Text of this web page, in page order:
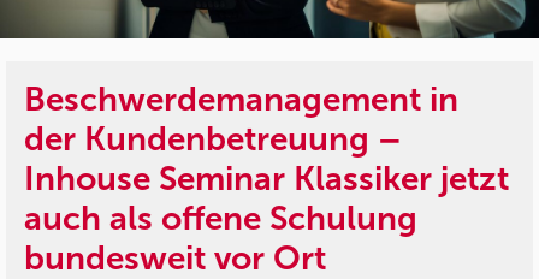
Beschwerdemanagement in
der Kundenbetreuung –
Inhouse Seminar Klassiker jetzt
auch als offene Schulung
bundesweit vor Ort